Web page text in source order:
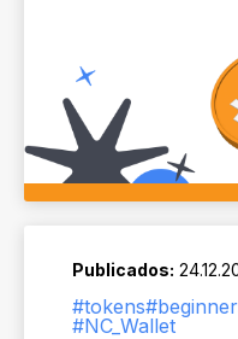
Publicados:
#tokens
#NC_Wallet